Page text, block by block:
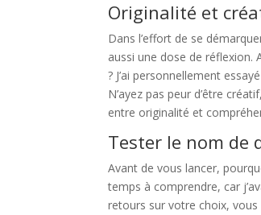
Originalité et
Dans l’effort de se
aussi une dose de
? J’ai personnellement
N’ayez pas peur d’être
entre originalité et
Tester le nom de
Avant de vous lancer,
temps à comprendre, car
retours sur votre choix, vous